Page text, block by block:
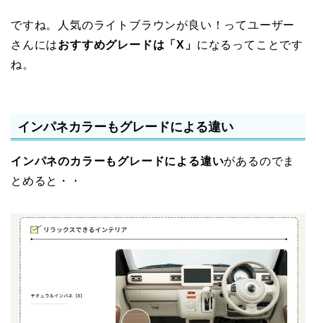
ですね。人気のライトブラウンが良い！ってユーザー
さんにはおすすめグレードは「X」 になるってことです
ね。
インパネカラーもグレードによる違い
インパネのカラーもグレードによる違いがあるのでま
とめると・・